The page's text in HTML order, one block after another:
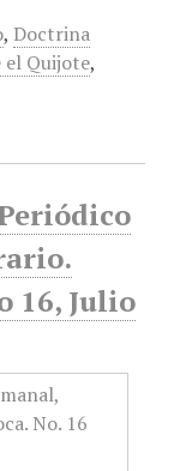
, Doctrina
el Quijote,
16, Julio